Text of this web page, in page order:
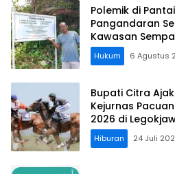
Polemik di
Pangandaran
Kawasan
Hukum 6 Agustus
Bupati Citra
Kejurnas
2026 di
Hiburan 24 Juli